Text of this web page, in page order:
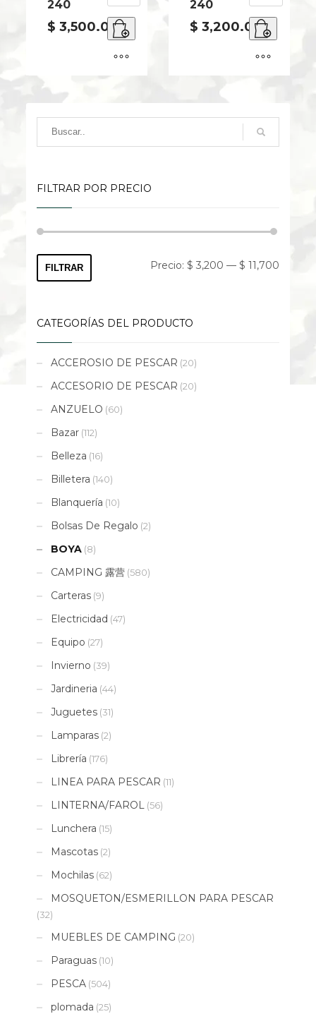
240
$ 3,500.00
YZL-
P-
9194-
240
240
$ 3,200.00
YZL-
P-
9193-
240
FILTRAR POR PRECIO
Precio
Precio
FILTRAR Precio: $ 3,200 — $ 11,700
CATEGORÍAS DEL PRODUCTO
ACCEROSIO DE PESCAR (20)
ACCESORIO DE PESCAR (20)
ANZUELO (60)
Bazar (112)
Belleza (16)
Billetera (140)
Blanquería (10)
Bolsas De Regalo (2)
BOYA (8)
CAMPING 露营 (580)
Carteras (9)
Electricidad (47)
Equipo (27)
Invierno (39)
Jardineria (44)
Juguetes (31)
Lamparas (2)
Librería (176)
LINEA PARA PESCAR (11)
LINTERNA/FAROL (56)
Lunchera (15)
Mascotas (2)
Mochilas (62)
MOSQUETON/ESMERILLON PARA PESCAR
(32)
MUEBLES DE CAMPING (20)
Paraguas (10)
PESCA (504)
plomada (25)